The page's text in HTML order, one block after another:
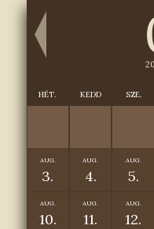
HÉT. KEDD SZE.
AUG.
3.
AUG.
4.
AUG.
5.
AUG.
10.
AUG.
11.
AUG.
12.